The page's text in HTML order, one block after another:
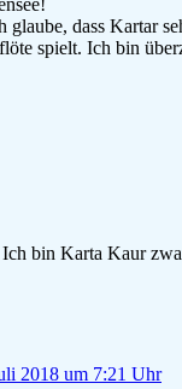
dass Kartar
spielt. Ich bin
bin Karta Kaur
2018 um 7:21 Uhr